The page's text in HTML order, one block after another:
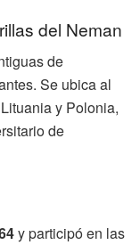
del Neman
de
Se ubica al
y Polonia,
de
y participó en las